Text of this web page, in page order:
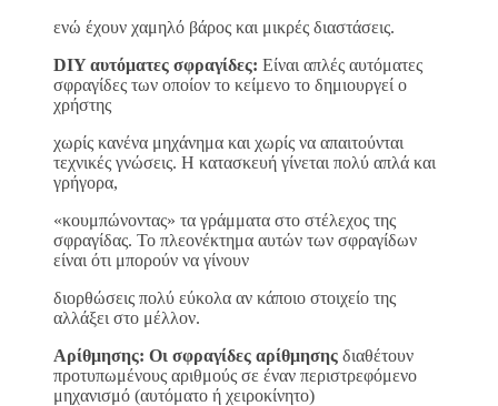
ενώ έχουν χαμηλό βάρος και μικρές διαστάσεις.
DIY αυτόματες σφραγίδες: Είναι απλές αυτόματες
σφραγίδες των οποίον το κείμενο το δημιουργεί ο
χρήστης
χωρίς κανένα μηχάνημα και χωρίς να απαιτούνται
τεχνικές γνώσεις. Η κατασκευή γίνεται πολύ απλά και
γρήγορα,
«κουμπώνοντας» τα γράμματα στο στέλεχος της
σφραγίδας. Το πλεονέκτημα αυτών των σφραγίδων
είναι ότι μπορούν να γίνουν
διορθώσεις πολύ εύκολα αν κάποιο στοιχείο της
αλλάξει στο μέλλον.
Αρίθμησης: Οι σφραγίδες αρίθμησης διαθέτουν
προτυπωμένους αριθμούς σε έναν περιστρεφόμενο
μηχανισμό (αυτόματο ή χειροκίνητο)